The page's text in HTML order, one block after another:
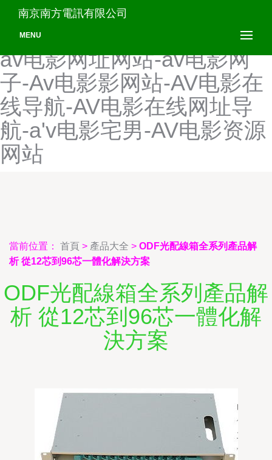
av电影网址导航-av电影网址
导航网站-AV电影网址门口-
av电影网址网站-av电影网
子-Av电影影网站-AV电影在
线导航-AV电影在线网址导
航-a'v电影宅男-AV电影资源
网站
南京南方電訊有限公司
MENU
當前位置： 首頁 > 產品大全 > ODF光配線箱全系列產品解
析 從12芯到96芯一體化解決方案
ODF光配線箱全系列產品解
析 從12芯到96芯一體化解
決方案